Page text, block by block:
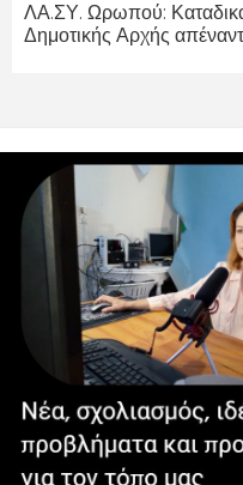
ΛΑ.ΣΥ. Ωρωπού:
Δημοτικής Αρχής